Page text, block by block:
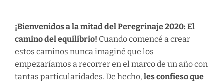
¡Bienvenidos a la mitad del Peregrinaje 2020: El
camino del equilibrio! Cuando comencé a crear
estos caminos nunca imaginé que los
empezaríamos a recorrer en el marco de un año con
tantas particularidades. De hecho, les confieso que